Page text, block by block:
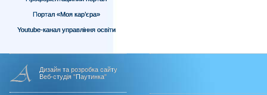
Портал «Моя кар’єра»
Youtube-канал управління освіти
Дизайн та розробка сайту
Веб-студія "Паутинка"